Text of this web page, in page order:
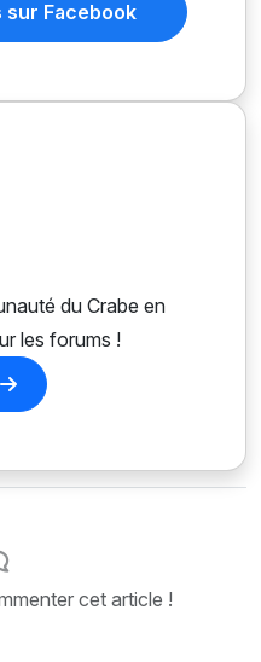
sur Facebook
du Crabe en
les forums !
cet article !